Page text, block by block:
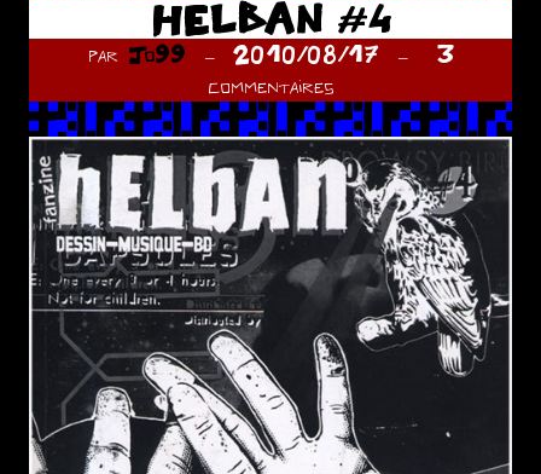
HELBAN #4
par Jo99 2010/08/17
3
commentaires